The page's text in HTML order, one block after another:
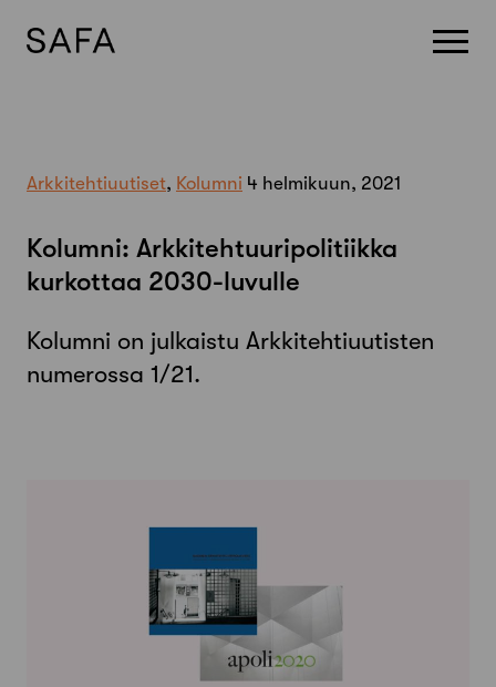
Arkkitehtiuutiset, Kolumni 4 helmikuun, 2021
Kolumni: Arkkitehtuuripolitiikka
kurkottaa 2030-luvulle
Kolumni on julkaistu Arkkitehtiuutisten
numerossa 1/21.